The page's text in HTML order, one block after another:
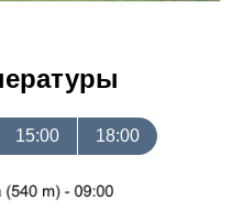
15:00 18:00